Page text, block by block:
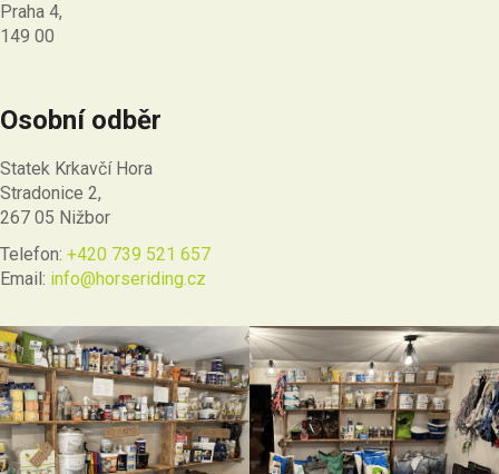
Praha 4,
149 00
Osobní odběr
Statek Krkavčí Hora
Stradonice 2,
267 05 Nižbor
Telefon: +420 739 521 657
Email: info@horseriding.cz